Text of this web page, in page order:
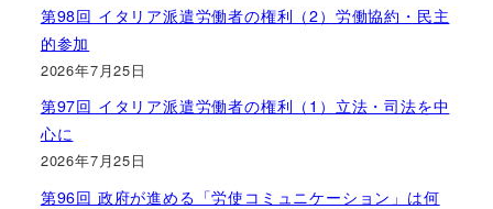
第98回 イタリア派遣労働者の権利（2）労働協約・民主
的参加
2026年7月25日
第97回 イタリア派遣労働者の権利（1）立法・司法を中
心に
2026年7月25日
第96回 政府が進める「労使コミュニケーション」は何